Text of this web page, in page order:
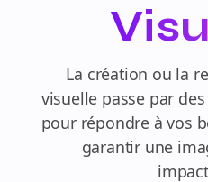
La création ou la
visuelle passe par
pour répondre à vos
garantir une